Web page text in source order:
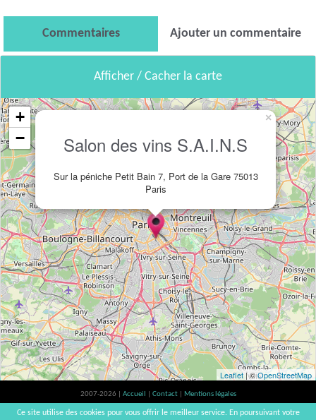
Commentaires Ajouter un commentaire
Afficher / Cacher la carte
Salon des vins S.A.I.N.S
Sur la péniche Petit Bain 7, Port de la Gare 75013
Paris
×
+
−
Leaflet| ©OpenStreetMap
2007-2026 | Accueil Contact
Mentions légales
L'abus d'alcool est dangereux pour la santé, à consommer avec modération. |
Ce site utilise des cookies pour vous offrir le meilleur service. En poursuivant votre